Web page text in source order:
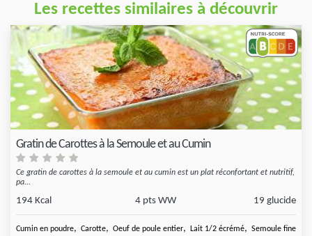
Les recettes similaires à découvrir
Gratin de Carottes à la Semoule et au Cumin
Ce gratin de carottes à la semoule et au cumin est un plat réconfortant et nutritif,
pa...
194 Kcal 4 pts WW 19 glucide
Cumin en poudre, Carotte, Oeuf de poule entier, Lait 1/2 écrémé, Semoule fine